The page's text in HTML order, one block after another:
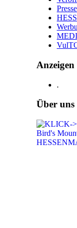
Anzeigen
.
Über uns